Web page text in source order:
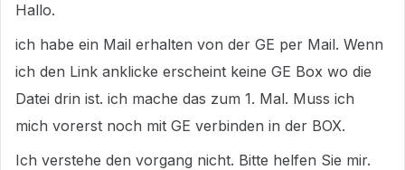
Hallo.
ich habe ein Mail erhalten von der GE per Mail. Wenn
ich den Link anklicke erscheint keine GE Box wo die
Datei drin ist. ich mache das zum 1. Mal. Muss ich
mich vorerst noch mit GE verbinden in der BOX.
Ich verstehe den vorgang nicht. Bitte helfen Sie mir.